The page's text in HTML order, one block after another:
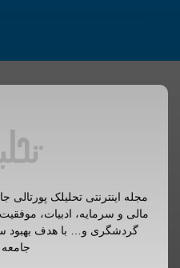
مجله اینترنتی تحلیلک پورتالی
مالی و سرمایه، ادبیات،
گردشگری و… با هدف